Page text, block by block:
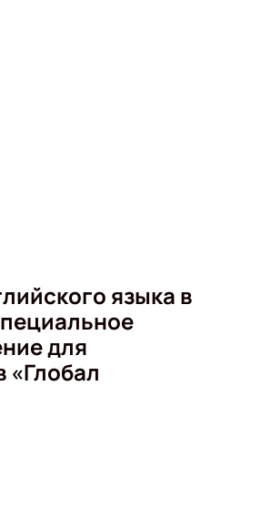
языка в
для
«Глобал